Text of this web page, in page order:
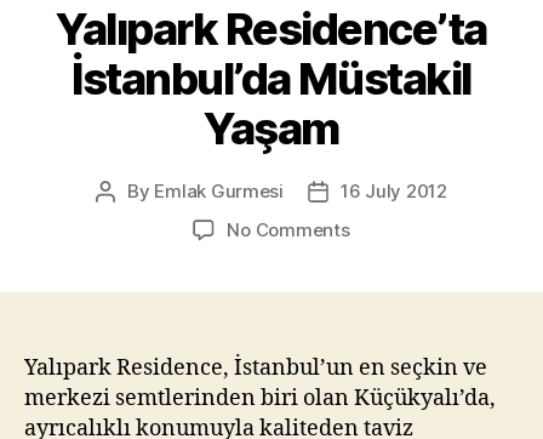
Yalıpark Residence’ta
İstanbul’da Müstakil
Yaşam
Post
By Emlak Gurmesi
Post16 July 2012
No Commentson
Yaşam
Yalıpark Residence, İstanbul’un en seçkin ve
merkezi semtlerinden biri olan Küçükyalı’da,
ayrıcalıklı konumuyla kaliteden taviz